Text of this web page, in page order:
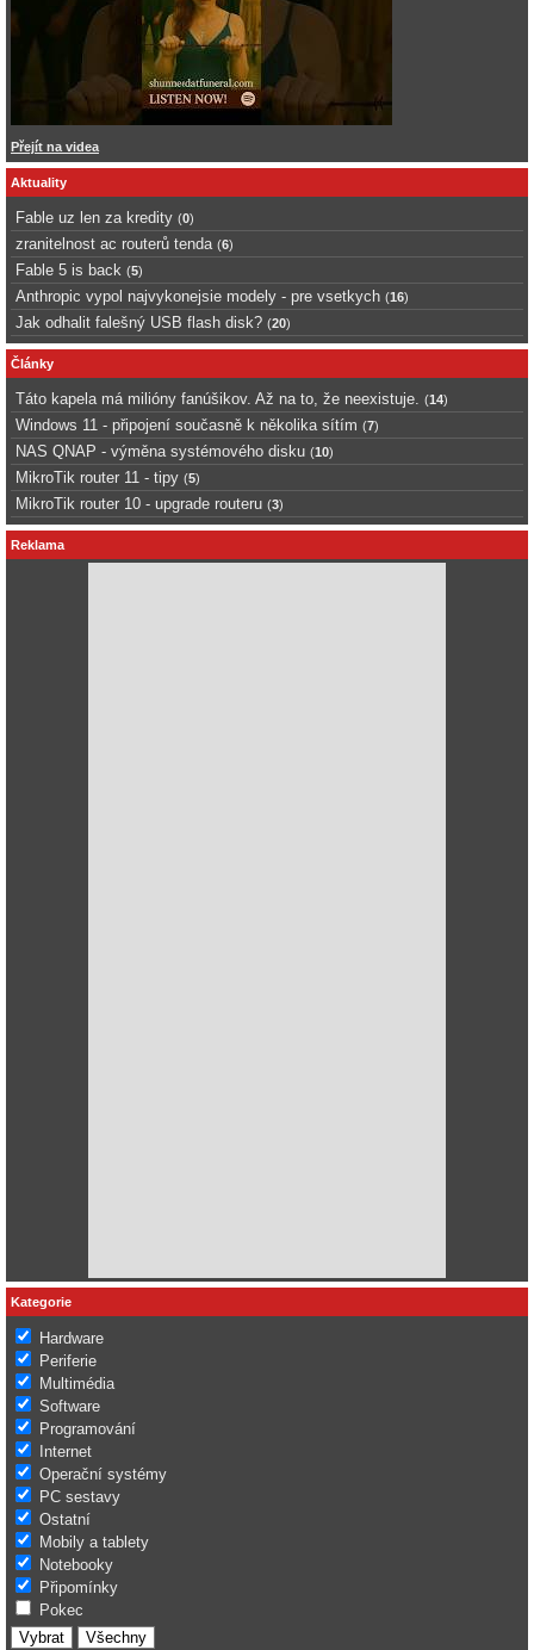
Přejít na videa
Aktuality
Fable uz len za kredity (0)
zranitelnost ac routerů tenda (6)
Fable 5 is back (5)
Anthropic vypol najvykonejsie modely - pre vsetkych (16)
Jak odhalit falešný USB flash disk? (20)
Články
Táto kapela má milióny fanúšikov. Až na to, že neexistuje. (14)
Windows 11 - připojení současně k několika sítím (7)
NAS QNAP - výměna systémového disku (10)
MikroTik router 11 - tipy (5)
MikroTik router 10 - upgrade routeru (3)
Reklama
Kategorie
Hardware
Periferie
Multimédia
Software
Programování
Internet
Operační systémy
PC sestavy
Ostatní
Mobily a tablety
Notebooky
Připomínky
Pokec